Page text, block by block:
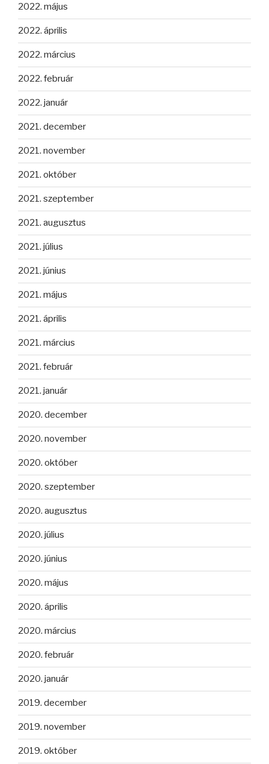
2022. május
2022. április
2022. március
2022. február
2022. január
2021. december
2021. november
2021. október
2021. szeptember
2021. augusztus
2021. július
2021. június
2021. május
2021. április
2021. március
2021. február
2021. január
2020. december
2020. november
2020. október
2020. szeptember
2020. augusztus
2020. július
2020. június
2020. május
2020. április
2020. március
2020. február
2020. január
2019. december
2019. november
2019. október